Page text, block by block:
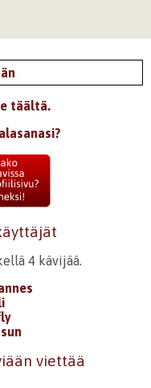
täältä.
4 kävijää.
viettää